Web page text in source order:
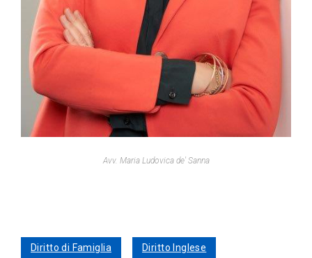
Avv. Maria Ludovica de' Sanna
Diritto di Famiglia
Diritto Inglese